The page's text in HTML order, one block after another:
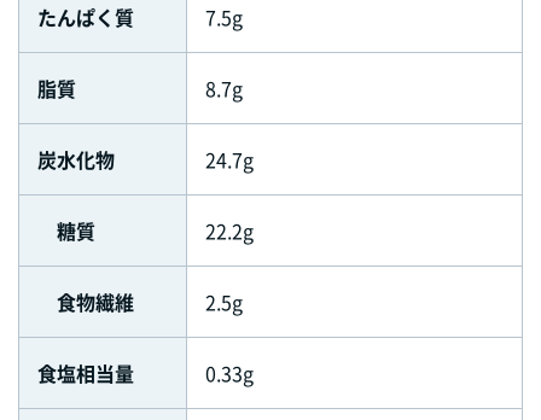
たんぱく質 7.5g
脂質 8.7g
炭水化物 24.7g
糖質 22.2g
食物繊維 2.5g
食塩相当量 0.33g